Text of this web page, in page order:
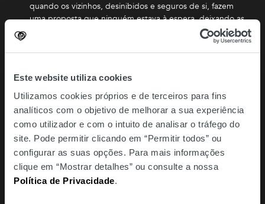
Este website utiliza cookies
Utilizamos cookies próprios e de terceiros para fins
analíticos com o objetivo de melhorar a sua experiência
como utilizador e com o intuito de analisar o tráfego do
site. Pode permitir clicando em “Permitir todos” ou
configurar as suas opções. Para mais informações
clique em “Mostrar detalhes” ou consulte a nossa
Política de Privacidade.
quando os vizinhos, desinibidos e seguros de si, fazem
uma proposta que ninguém estava à espera, deixando as
duas relações expostas, postas à prova e em rota de
Horários para a
semana de 30 de
julho a 6 de
agosto. A
informação
apresentada pode
ser alterada a
qualquer
momento, não
assumindo o
Amoreiras
Shopping Center